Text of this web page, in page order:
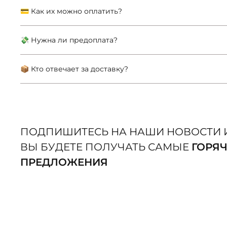
💳 Как их можно оплатить?
💸 Нужна ли предоплата?
📦 Кто отвечает за доставку?
ПОДПИШИТЕСЬ НА НАШИ НОВОСТИ
ВЫ БУДЕТЕ ПОЛУЧАТЬ САМЫЕ
ПРЕДЛОЖЕНИЯ